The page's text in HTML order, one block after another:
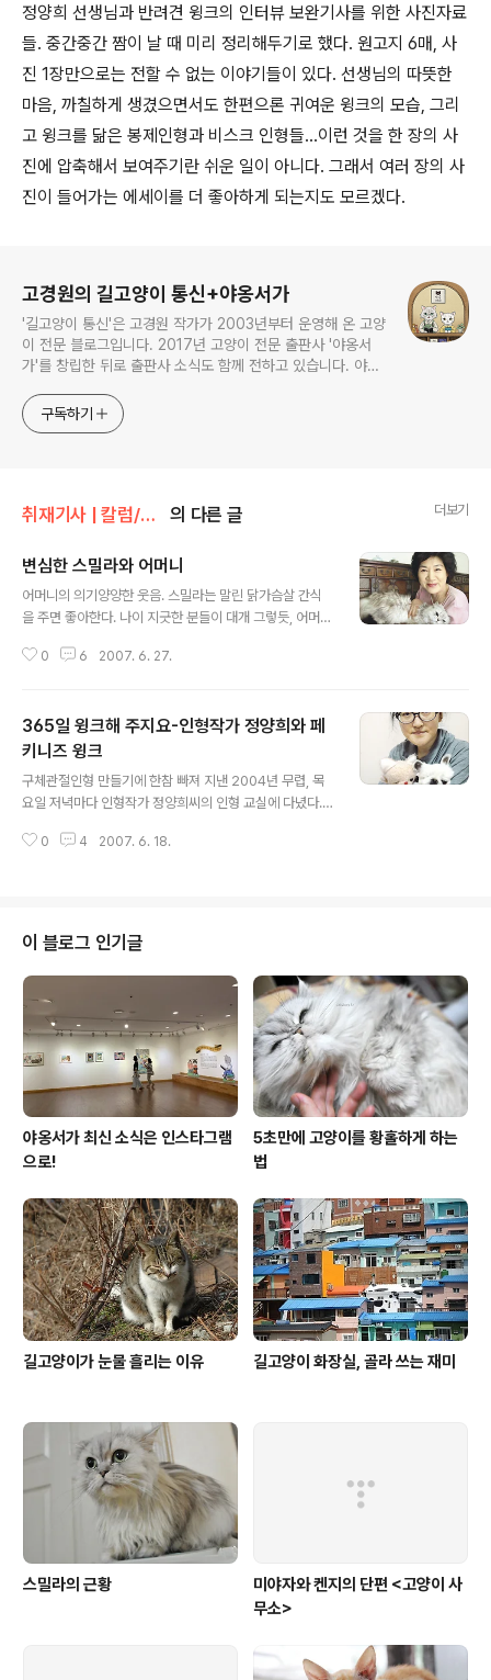
정양희 선생님과 반려견 윙크의 인터뷰 보완기사를 위한 사진자료
들. 중간중간 짬이 날 때 미리 정리해두기로 했다. 원고지 6매, 사
진 1장만으로는 전할 수 없는 이야기들이 있다. 선생님의 따뜻한
마음, 까칠하게 생겼으면서도 한편으론 귀여운 윙크의 모습, 그리
고 윙크를 닮은 봉제인형과 비스크 인형들...이런 것을 한 장의 사
진에 압축해서 보여주기란 쉬운 일이 아니다. 그래서 여러 장의 사
진이 들어가는 에세이를 더 좋아하게 되는지도 모르겠다.
고경원의 길고양이 통신+야옹서가
'길고양이 통신'은 고경원 작가가 2003년부터 운영해 온 고양
이 전문 블로그입니다. 2017년 고양이 전문 출판사 '야옹서
가'를 창립한 뒤로 출판사 소식도 함께 전하고 있습니다. 야옹
면서, 고양이와 반려인의 행복에 도움이 될 책을 만듭니다.
구독하기
취재기사 | 칼럼/한겨레 ESC칼럼 의 다른 글 더보기
변심한 스밀라와 어머니
어머니의 의기양양한 웃음. 스밀라는 말린 닭가슴살 간식
을 주면 좋아한다. 나이 지긋한 분들이 대개 그렇듯, 어머니
된다”고 하셨다. 그 말을 들었을 땐 ‘무슨 전설의 고향도 아
때문에 돌아가셨다고 믿기 때문이다. 하루는 할머니가 집
안에 들어온 새끼 고양이를 내쫓았는데, 앙심을 품은 어미
고양이가 어느 날 깜짝 놀라게 하는 바람에 할머니가 쓰러
졌고, 오래 앓다 돌아가셨다는 것이다. 몇 차례 설득도 해봤
집으로 숨어들었을 때 제일 걱정됐던 사람도 어머니였다.
0 6 2007. 6. 27.
365일 윙크해 주지요-인형작가 정양희와 페
키니즈 윙크
구체관절인형 만들기에 한참 빠져 지낸 2004년 무렵, 목
요일 저녁마다 인형작가 정양희씨의 인형 교실에 다녔다. 1
두드리는 ‘탕탕탕’ 소리가 쉴 새 없이 들렸다. 소리가 어찌
형 만들기에 바빠 놀아 주지 않으니, 심통이 난 녀석이 앞발
로 문을 계속해서 두들겼던 것이다. 여자 같은 예쁘장한 이
름을 가졌지만, 실은 꽤나 까칠한 성격의 페키니즈 수컷 윙
크는 올해로 만 네 살이다. 나이를 먹었으면 진중해질 법도
하건만, 부산스럽기는 처음 봤을 때나 지금이나 마찬가지
다. 태어난 지 얼..
0 4 2007. 6. 18.
이 블로그 인기글
야옹서가 최신 소식은 인스타그램
으로!
5초만에 고양이를 황홀하게 하는
법
길고양이가 눈물 흘리는 이유 길고양이 화장실, 골라 쓰는 재미
스밀라의 근황
미야자와 켄지의 단편 <고양이 사
무소>